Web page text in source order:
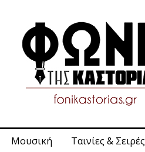
Μουσική Ταινίες & Σειρές